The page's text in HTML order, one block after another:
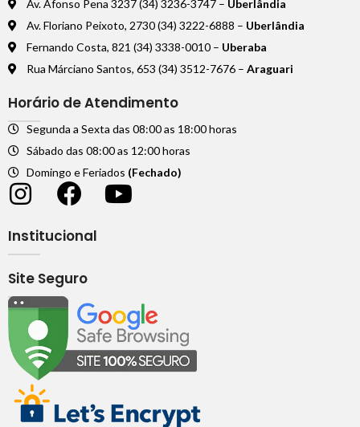
Av. Afonso Pena 3237 (34) 3236-3747 – Uberlândia
Av. Floriano Peixoto, 2730 (34) 3222-6888 – Uberlândia
Fernando Costa, 821 (34) 3338-0010 – Uberaba
Rua Márciano Santos, 653 (34) 3512-7676 – Araguari
Horário de Atendimento
Segunda a Sexta das 08:00 as 18:00 horas
Sábado das 08:00 as 12:00 horas
Domingo e Feriados (Fechado)
Institucional
Site Seguro